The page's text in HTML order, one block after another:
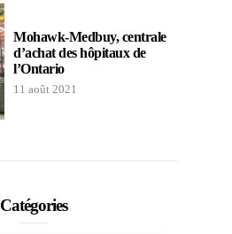
Mohawk-Medbuy, centrale
d’achat des hôpitaux de
l’Ontario
11 août 2021
Catégories